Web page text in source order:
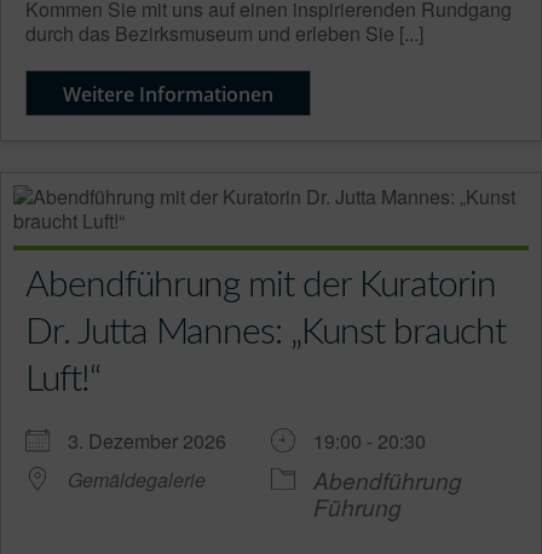
Kommen Sie mit uns auf einen inspirierenden Rundgang
durch das Bezirksmuseum und erleben Sie [...]
Weitere Informationen
Abendführung mit der Kuratorin
Dr. Jutta Mannes: „Kunst braucht
Luft!“
3. Dezember 2026
19:00 - 20:30
Gemäldegalerie
Abendführung
Führung